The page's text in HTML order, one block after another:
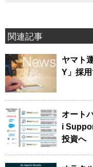
関連記事
ヤマト
Y」採
オート
i
投資へ